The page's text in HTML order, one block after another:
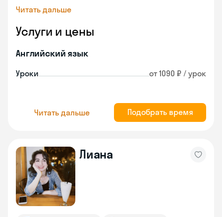
Читать дальше
Услуги и цены
Английский язык
Уроки от 1090 ₽ / урок
Читать дальше Подобрать время
Лиана